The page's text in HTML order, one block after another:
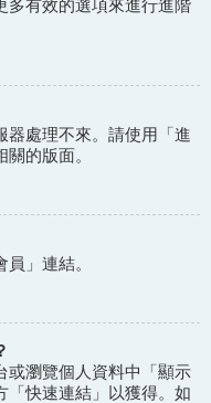
多有效的選項來進行進階
器處理不來。請使用「進
的版面。
」連結。
或瀏覽個人資料中「顯示
「快速連結」以獲得。如